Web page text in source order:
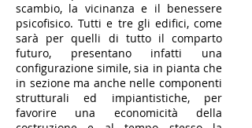
scambio, la vicinanza e il benessere
psicofisico. Tutti e tre gli edifici, come
sarà per quelli di tutto il comparto
futuro, presentano infatti una
configurazione simile, sia in pianta che
in sezione ma anche nelle componenti
strutturali ed impiantistiche, per
favorire una economicità della